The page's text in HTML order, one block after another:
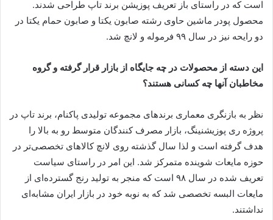
است که در راستای باز تعریف پوزیشن برند تاپ طراحی شدند.
محصول پودر ماشین حاوی رشته صابون یکتا و صابون حمام یکتا در
دو رایحه نیز در سال ۹۹ فرموله و لانچ شد.
این دسته از محصولات در چه جایگاه از بازار قرار گرفته و گروه
مخاطبان آنها چه کسانی هستند؟
نظر به بازنگری معماری برندهای مجموعه تولیدی پاکنام، برند تاپ در
پروژه ری پوزیشنینگ، بازار مصرف کنندگان متوسط رو به بالا را
هدف گرفته است و لذا سال گذشته روی لانچ کالاهای تخصصی‌تر در
حوزه مایعات شوینده متمرکز شد. این امر در راستای سیاست
تعریف شده در سال ۹۸ است که منجر به تولید رنج گسترده‌ای از
مایعات البسه تخصصی شد که به نوبه خود در بازار ایران مشابه‌ای
نداشتند.